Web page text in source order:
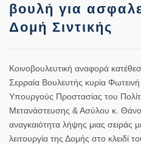
βουλή για
Δομή Σιντικής
Κοινοβουλευτική αναφορά
Σερραία Βουλευτής κυρία
Υπουργούς Προστασίας του
Μετανάστευσης & Ασύλου κ.
αναγκαιότητα λήψης μιας σειράς
λειτουργία της Δομής στο κλειδί